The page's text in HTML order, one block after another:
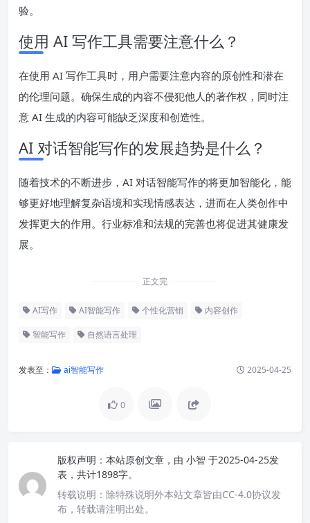
验。
使用 AI 写作工具需要注意什么？
在使用 AI 写作工具时，用户需要注意内容的原创性和潜在
的伦理问题。确保生成的内容不侵犯他人的著作权，同时注
意 AI 生成的内容可能缺乏深度和创造性。
AI 对话智能写作的发展趋势是什么？
随着技术的不断进步，AI 对话智能写作的将更加智能化，能
够更好地理解复杂语境和实现情感表达，进而在人类创作中
发挥更大的作用。行业标准和法规的完善也将促进其健康发
展。
正文完
AI写作 AI智能写作 个性化营销 内容创作
智能写作 自然语言处理
发表至： ai智能写作 2025-04-25
0
版权声明： 本站原创文章，由 小智 于2025-04-25发
表，共计1898字。
转载说明： 除特殊说明外本站文章皆由CC-4.0协议发
布，转载请注明出处。